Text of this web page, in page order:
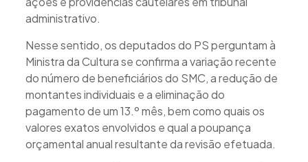
administrativo.
Nesse sentido, os deputados do PS perguntam à
Ministra da Cultura se confirma a variação recente
do número de beneficiários do SMC, a redução de
montantes individuais e a eliminação do
pagamento de um 13.º mês, bem como quais os
valores exatos envolvidos e qual a poupança
orçamental anual resultante da revisão efetuada.